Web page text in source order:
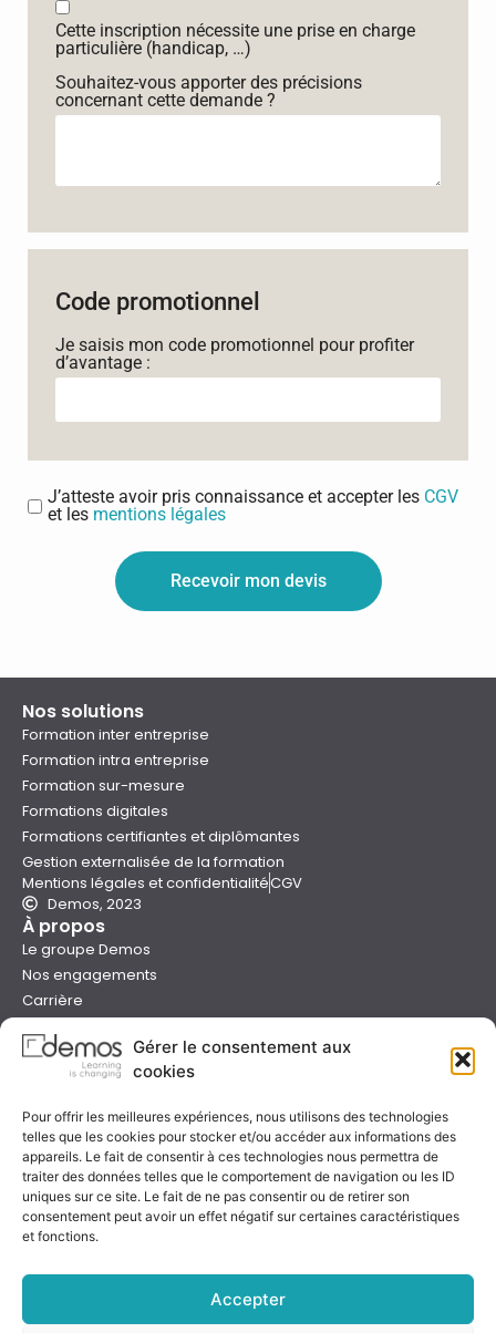
Gérer le consentement aux
cookies
Pour offrir les meilleures expériences, nous utilisons des technologies
telles que les cookies pour stocker et/ou accéder aux informations des
appareils. Le fait de consentir à ces technologies nous permettra de
traiter des données telles que le comportement de navigation ou les ID
uniques sur ce site. Le fait de ne pas consentir ou de retirer son
consentement peut avoir un effet négatif sur certaines caractéristiques
et fonctions.
Accepter
Cette inscription nécessite une prise en charge
particulière (handicap, …)
Souhaitez-vous apporter des précisions
concernant cette demande ?
Code promotionnel
Je saisis mon code promotionnel pour profiter
d’avantage :
J’atteste avoir pris connaissance et accepter les CGV
et les mentions légales
Recevoir mon devis
Nos solutions
Formation inter entreprise
Formation intra entreprise
Formation sur-mesure
Formations digitales
Formations certifiantes et diplômantes
Gestion externalisée de la formation
Mentions légales et confidentialitéCGV
Demos, 2023
À propos
Le groupe Demos
Nos engagements
Carrière
Presse
Catalogues
Aide
Nous contacter
Nous trouver
Préparer sa formation
Sessions garanties
Qualité & certification